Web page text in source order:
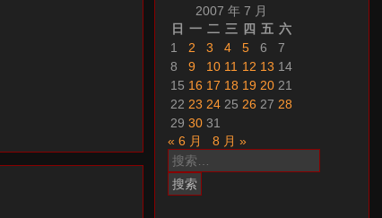
2007 年 7 月
日 一 二 三 四 五 六
1
2 3 4 5 6
7
8
9 10 11 12 13 14
15 16 17 18 19 20 21
22 23 24 25 26 27 28
29 30 31
« 6 月
8 月 »
搜
索：